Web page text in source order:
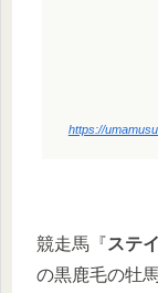
https://
競走馬『ステ
の黒鹿毛の牡